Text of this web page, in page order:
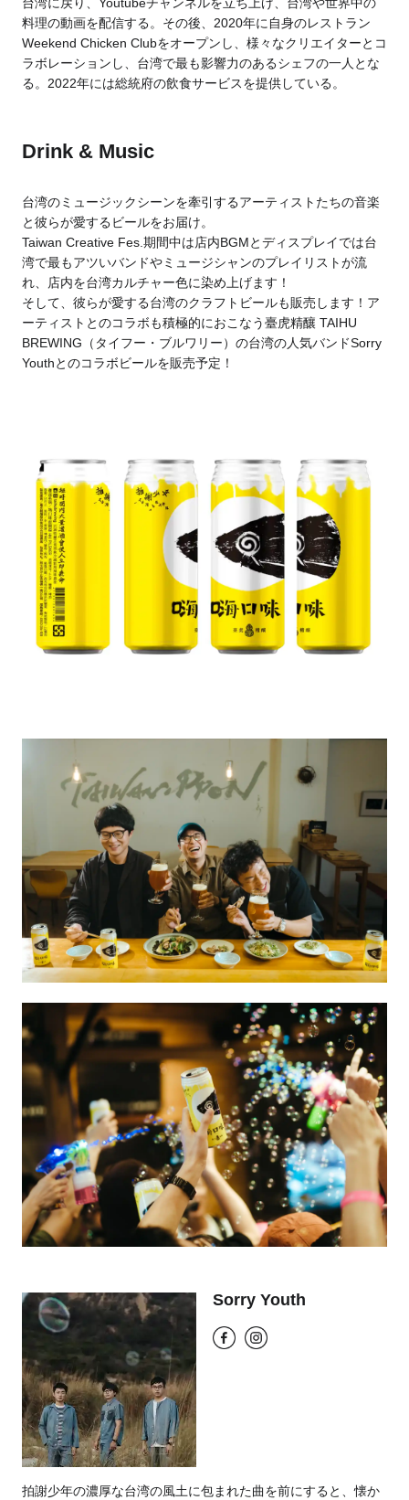
台湾に戻り、Youtubeチャンネルを立ち上げ、台湾や世界中の
料理の動画を配信する。その後、2020年に自身のレストラン
Weekend Chicken Clubをオープンし、様々なクリエイターとコ
ラボレーションし、台湾で最も影響力のあるシェフの一人とな
る。2022年には総統府の飲食サービスを提供している。
Drink & Music
台湾のミュージックシーンを牽引するアーティストたちの音楽
と彼らが愛するビールをお届け。
Taiwan Creative Fes.期間中は店内BGMとディスプレイでは台
湾で最もアツいバンドやミュージシャンのプレイリストが流
れ、店内を台湾カルチャー色に染め上げます！
そして、彼らが愛する台湾のクラフトビールも販売します！ア
ーティストとのコラボも積極的におこなう臺虎精釀 TAIHU
BREWING（タイフー・ブルワリー）の台湾の人気バンドSorry
Youthとのコラボビールを販売予定！
Sorry Youth
拍謝少年の濃厚な台湾の風土に包まれた曲を前にすると、懐か